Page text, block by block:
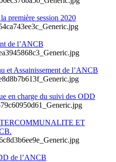
première session 2020
de l’ANCB
et Assainissement de l’ANCB
en charge du suivi des ODD
ET
de l’ANCB